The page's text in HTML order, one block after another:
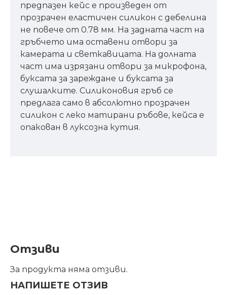
предпазен кейс е произведен от
прозрачен еластичен силикон с дебелина
не повече от 0.78 мм. На задната част на
гръбчето има оставени отвори за
камерата и светкавицата. На долната
част има изрязани отвори за микрофона,
буксата за зареждане и буксата за
слушалките. Силиконовия гръб се
предлага само в абсолютно прозрачен
силикон с леко матирани ръбове, кейса е
опакован в луксозна кутия.
Отзиви
За продукта няма отзиви.
НАПИШЕТЕ ОТЗИВ